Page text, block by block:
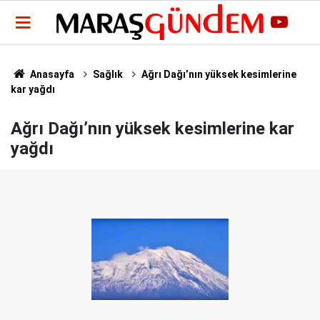
Anasayfa Sağlık
Ağrı Dağı’nın yüksek kesimlerine
kar yağdı
Ağrı Dağı’nın yüksek kesimlerine kar
yağdı